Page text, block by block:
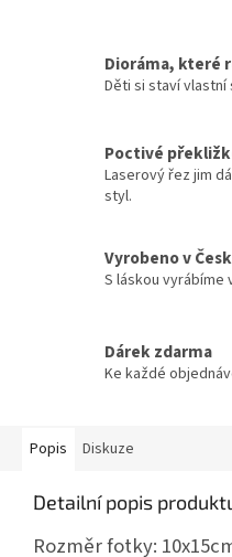
Dioráma, které
Děti si staví
Poctivé
Laserový řez jim
styl.
Vyrobeno v
S láskou vyrábíme
Dárek zdarma
Ke každé
Popis Diskuze
Detailní popis
Rozměr fotky: